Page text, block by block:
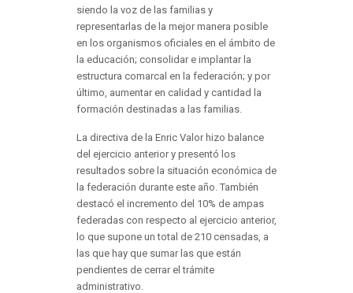
siendo la voz de las familias y
representarlas de la mejor manera posible
en los organismos oficiales en el ámbito de
la educación; consolidar e implantar la
estructura comarcal en la federación; y por
último, aumentar en calidad y cantidad la
formación destinadas a las familias.
La directiva de la Enric Valor hizo balance
del ejercicio anterior y presentó los
resultados sobre la situación económica de
la federación durante este año. También
destacó el incremento del 10% de ampas
federadas con respecto al ejercicio anterior,
lo que supone un total de 210 censadas, a
las que hay que sumar las que están
pendientes de cerrar el trámite
administrativo.